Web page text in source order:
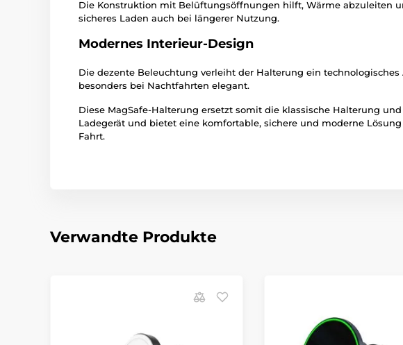
Die Konstruktion mit Belüftungsöffnungen hilft, Wärme abzuleiten
sicheres Laden auch bei längerer Nutzung.
Modernes Interieur-Design
Die dezente Beleuchtung verleiht der Halterung ein
besonders bei Nachtfahrten elegant.
Diese MagSafe-Halterung ersetzt somit die klassische Halterung und
Ladegerät und bietet eine komfortable, sichere und moderne
Fahrt.
Verwandte Produkte